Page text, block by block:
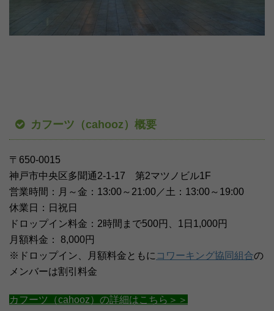
カフーツ（cahooz）概要
〒650-0015
神戸市中央区多聞通2-1-17 第2マツノビル1F
営業時間：月～金：13:00～21:00／土：13:00～19:00
休業日：日祝日
ドロップイン料金：2時間まで500円、1日1,000円
月額料金： 8,000円
※ドロップイン、月額料金ともに コワーキング協同組合の
メンバーは割引料金
カフーツ（cahooz）の詳細はこちら＞＞